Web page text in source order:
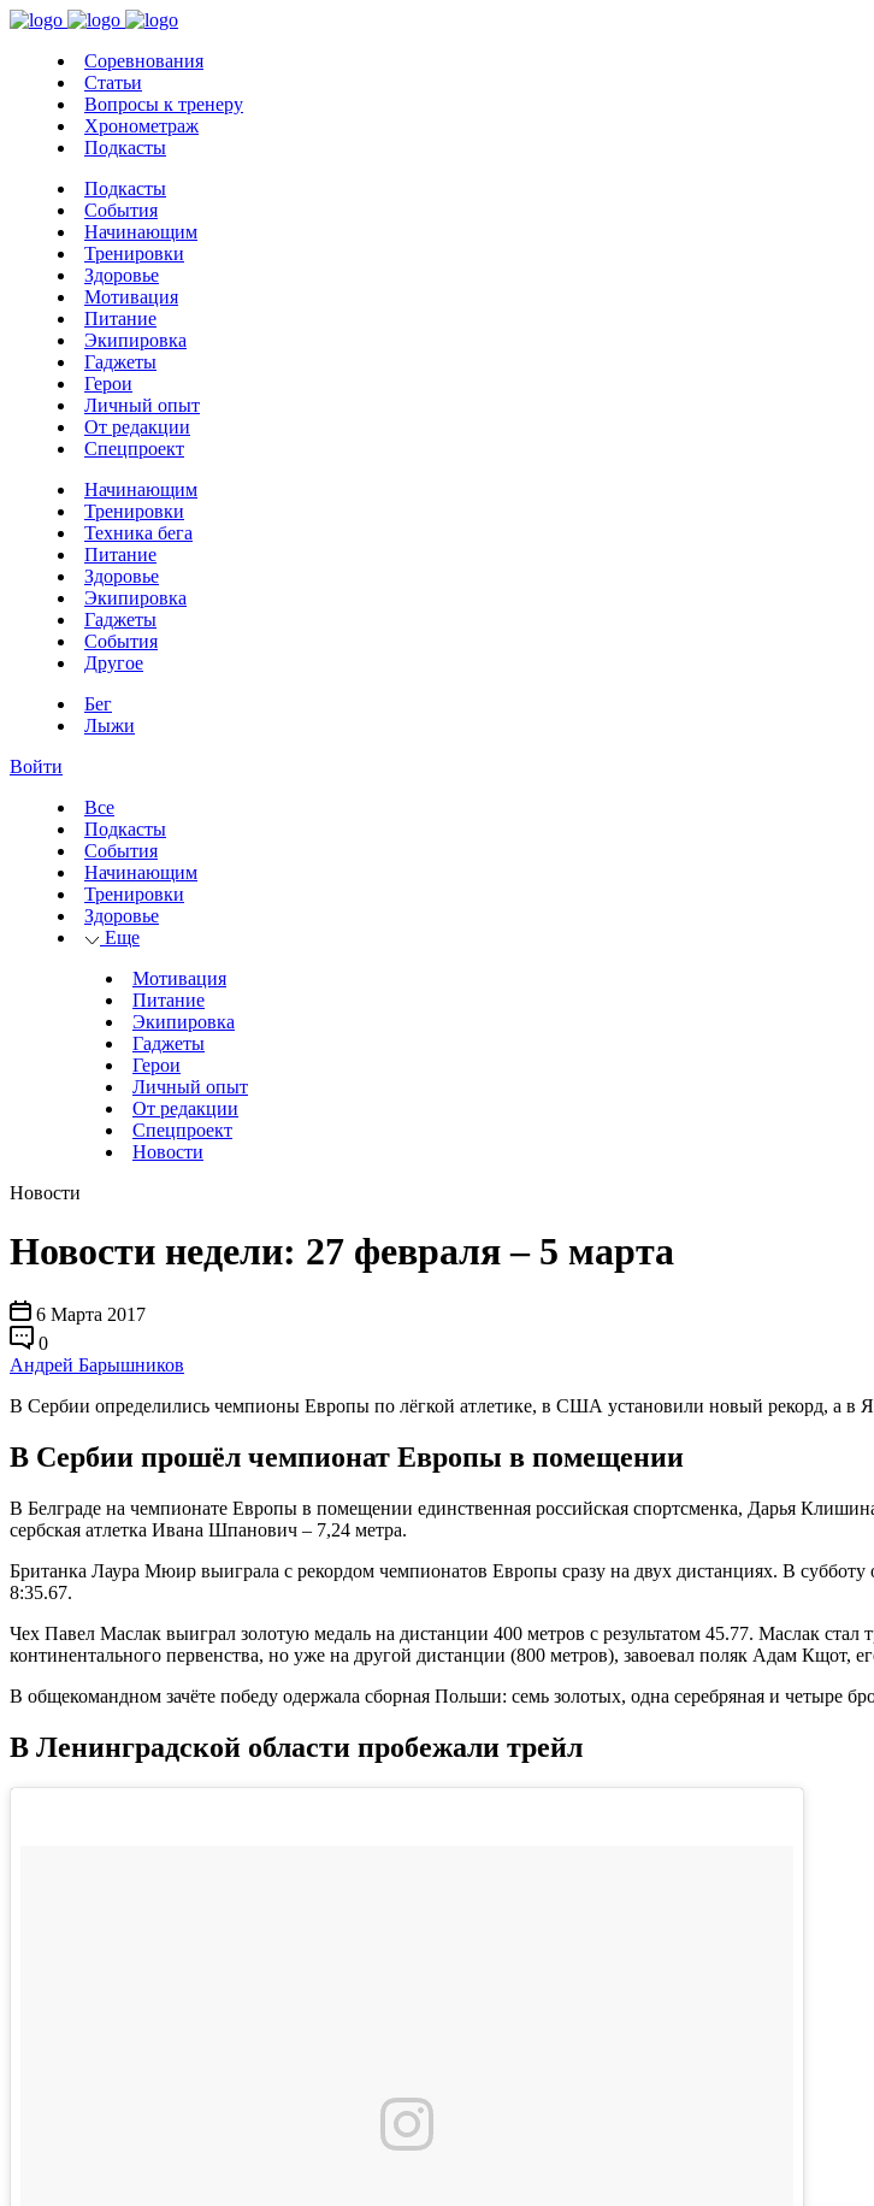
Соревнования
Статьи
Вопросы к тренеру
Хронометраж
Подкасты
Подкасты
События
Начинающим
Тренировки
Здоровье
Мотивация
Питание
Экипировка
Гаджеты
Герои
Личный опыт
От редакции
Спецпроект
Начинающим
Тренировки
Техника бега
Питание
Здоровье
Экипировка
Гаджеты
События
Другое
Бег
Лыжи
Войти
Все
Подкасты
События
Начинающим
Тренировки
Здоровье
Еще
Мотивация
Питание
Экипировка
Гаджеты
Герои
Личный опыт
От редакции
Спецпроект
Новости
Новости
Новости недели: 27 февраля – 5 марта
6 Марта 2017
0
Андрей Барышников
В Сербии определились чемпионы Европы по лёгкой атлетике, в США установили новый рекорд, а в
В Сербии прошёл чемпионат Европы в помещении
В Белграде на чемпионате Европы в помещении единственная российская спортсменка, Дарья
сербская атлетка Ивана Шпанович – 7,24 метра.
Британка Лаура Мюир выиграла с рекордом чемпионатов Европы сразу на двух дистанциях. В
8:35.67.
Чех Павел Маслак выиграл золотую медаль на дистанции 400 метров с результатом 45.77. Маслак
континентального первенства, но уже на другой дистанции (800 метров), завоевал поляк Адам Кщот,
В общекомандном зачёте победу одержала сборная Польши: семь золотых, одна серебряная и четыре
В Ленинградской области пробежали трейл